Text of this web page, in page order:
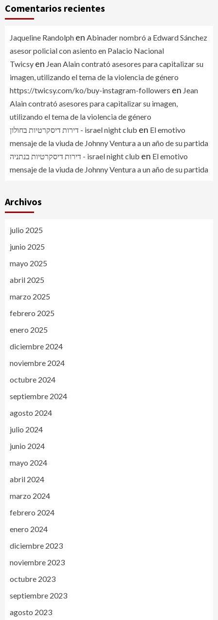
Comentarios recientes
Jaqueline Randolph en Abinader nombró a Edward Sánchez
asesor policial con asiento en Palacio Nacional
Twicsy en Jean Alain contrató asesores para capitalizar su
imagen, utilizando el tema de la violencia de género
https://twicsy.com/ko/buy-instagram-followers en Jean
Alain contrató asesores para capitalizar su imagen,
utilizando el tema de la violencia de género
דירות דיסקרטיות בחולון - israel night club en El emotivo
mensaje de la viuda de Johnny Ventura a un año de su partida
דירות דיסקרטיות בנתניה - israel night club en El emotivo
mensaje de la viuda de Johnny Ventura a un año de su partida
Archivos
julio 2025
junio 2025
mayo 2025
abril 2025
marzo 2025
febrero 2025
enero 2025
diciembre 2024
noviembre 2024
octubre 2024
septiembre 2024
agosto 2024
julio 2024
junio 2024
mayo 2024
abril 2024
marzo 2024
febrero 2024
enero 2024
diciembre 2023
noviembre 2023
octubre 2023
septiembre 2023
agosto 2023